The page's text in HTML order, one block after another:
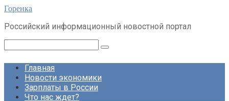
Перейти
контенту
Горенка
Российский информационный новостной портал
Главная
Новости экономики
Зарплаты в России
Что нас ждет?